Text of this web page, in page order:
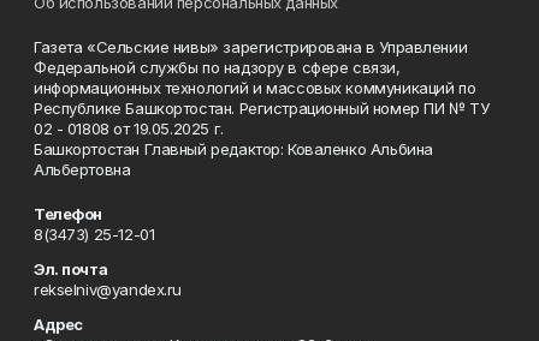
Газета «Сельские нивы» зарегистрирована в Управлении
Федеральной службы по надзору в сфере связи,
информационных технологий и массовых коммуникаций по
Республике Башкортостан. Регистрационный номер ПИ № ТУ
02 - 01808 от 19.05.2025 г.
Башкортостан Главный редактор: Коваленко Альбина
Альбертовна
Телефон
8(3473) 25-12-01
Эл. почта
rekselniv@yandex.ru
Адрес